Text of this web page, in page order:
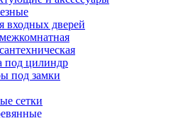
входных дверей
под цилиндр
под замки
сетки